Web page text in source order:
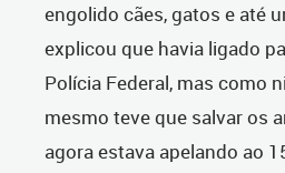
engolido cães, gatos e até
explicou que havia ligado
Polícia Federal, mas como
mesmo teve que salvar os
agora estava apelando ao